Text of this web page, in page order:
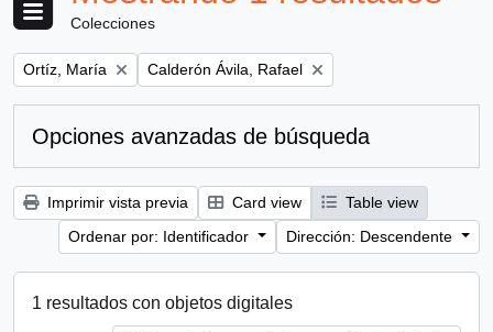
Colecciones
Remove filter:
Ortíz, María Remove filter:
Calderón Ávila, Rafael
Opciones avanzadas de búsqueda
Imprimir vista previa Card view
Table view
Ordenar por: Identificador
Dirección: Descendente
1 resultados con objetos digitales